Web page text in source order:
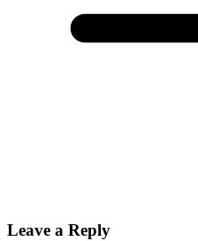
Leave a Reply